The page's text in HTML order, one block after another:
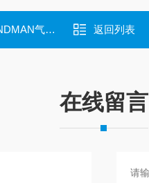
100-B 返回列表
在线留言